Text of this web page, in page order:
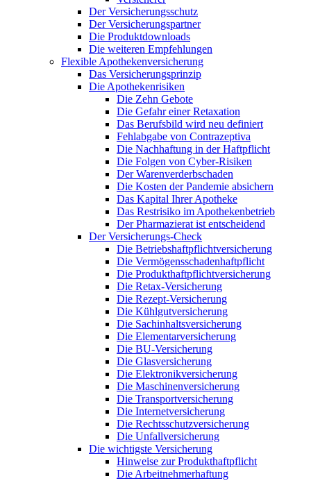
Der Versicherungsschutz
Der Versicherungspartner
Die Produktdownloads
Die weiteren Empfehlungen
Flexible Apothekenversicherung
Das Versicherungsprinzip
Die Apothekenrisiken
Die Zehn Gebote
Die Gefahr einer Retaxation
Das Berufsbild wird neu definiert
Fehlabgabe von Contrazeptiva
Die Nachhaftung in der Haftpflicht
Die Folgen von Cyber-Risiken
Der Warenverderbschaden
Die Kosten der Pandemie absichern
Das Kapital Ihrer Apotheke
Das Restrisiko im Apothekenbetrieb
Der Pharmazierat ist entscheidend
Der Versicherungs-Check
Die Betriebshaftpflichtversicherung
Die Vermögensschadenhaftpflicht
Die Produkthaftpflichtversicherung
Die Retax-Versicherung
Die Rezept-Versicherung
Die Kühlgutversicherung
Die Sachinhaltsversicherung
Die Elementarversicherung
Die BU-Versicherung
Die Glasversicherung
Die Elektronikversicherung
Die Maschinenversicherung
Die Transportversicherung
Die Internetversicherung
Die Rechtsschutzversicherung
Die Unfallversicherung
Die wichtigste Versicherung
Hinweise zur Produkthaftpflicht
Die Arbeitnehmerhaftung